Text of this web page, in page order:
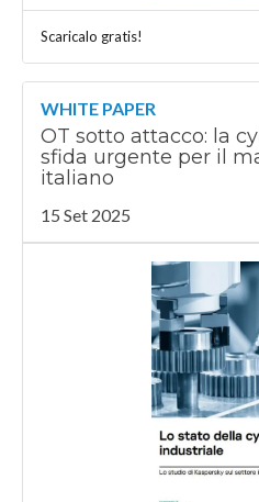
Scaricalo gratis!
WHITE PAPER
OT sotto attacco: la
sfida urgente per il
italiano
15 Set 2025